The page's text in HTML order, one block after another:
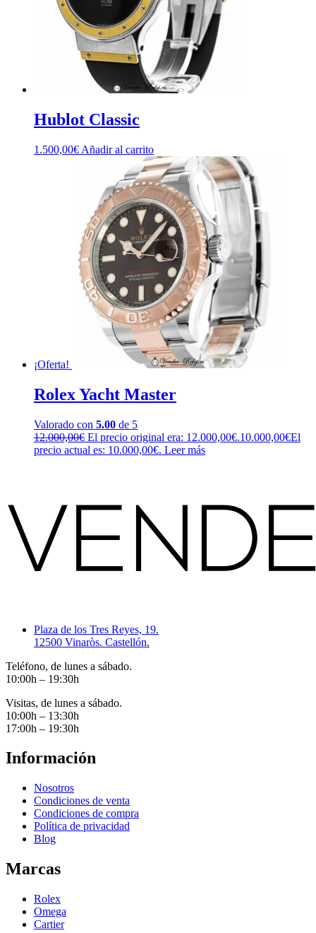
Hublot Classic
1.500,00€ Añadir al carrito
¡Oferta!
Rolex Yacht Master
Valorado con 5.00 de 5
12.000,00€ El precio original era: 12.000,00€.10.000,00€El
precio actual es: 10.000,00€. Leer más
Plaza de los Tres Reyes, 19.
12500 Vinaròs. Castellón.
Teléfono, de lunes a sábado.
10:00h – 19:30h
Visitas, de lunes a sábado.
10:00h – 13:30h
17:00h – 19:30h
Información
Nosotros
Condiciones de venta
Condiciones de compra
Política de privacidad
Blog
Marcas
Rolex
Omega
Cartier